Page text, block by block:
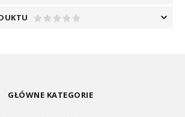
GŁÓWNE KATEGORIE